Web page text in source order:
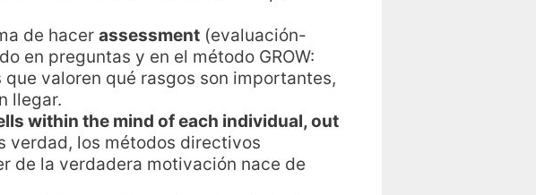
de hacer assessment (evaluación-
en preguntas y en el método GROW:
valoren qué rasgos son importantes,
llegar.
within the mind of each individual, out
verdad, los métodos directivos
de la verdadera motivación nace de